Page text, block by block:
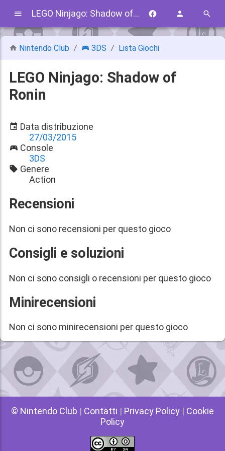
LEGO Ninjago: Shadow of Ronin
Nintendo Club 3DS Lista Giochi
LEGO Ninjago: Shadow of
Ronin
Data distribuzione
27/03/2015
Console
3DS
Genere
Action
Recensioni
Non ci sono recensioni per questo gioco
Consigli e soluzioni
Non ci sono consigli o recensioni per questo gioco
Minirecensioni
Non ci sono minirecensioni per questo gioco
© Nintendo Club | Contatti | Privacy Policy | Cookie
Policy